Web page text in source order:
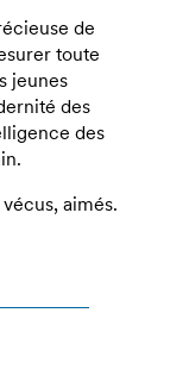
de
toute
jeunes
des
des
aimés.